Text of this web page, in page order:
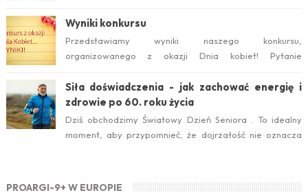
Wyniki konkursu
Przedstawiamy wyniki naszego konkursu,
organizowanego z okazji Dnia kobiet! Pytanie
Siła doświadczenia - jak zachować energię i
zdrowie po 60. roku życia
Dziś obchodzimy Światowy Dzień Seniora . To idealny
moment, aby przypomnieć, że dojrzałość nie oznacza
PROARGI-9+ W EUROPIE